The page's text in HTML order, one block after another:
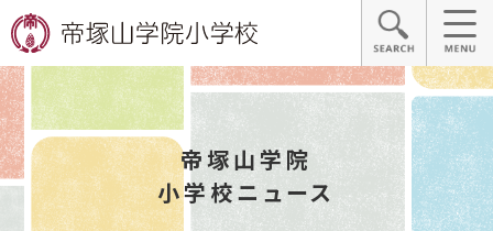
帝塚山学院
小学校ニュース